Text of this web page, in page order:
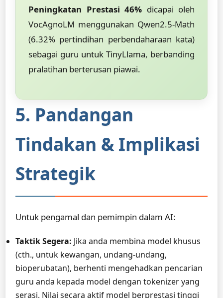
Peningkatan Prestasi 46% dicapai oleh
VocAgnoLM menggunakan Qwen2.5-Math
(6.32% pertindihan perbendaharaan kata)
sebagai guru untuk TinyLlama, berbanding
pralatihan berterusan piawai.
5. Pandangan
Tindakan & Implikasi
Strategik
Untuk pengamal dan pemimpin dalam AI:
Taktik Segera: Jika anda membina model khusus
(cth., untuk kewangan, undang-undang,
bioperubatan), berhenti mengehadkan pencarian
guru anda kepada model dengan tokenizer yang
serasi. Nilai secara aktif model berprestasi tinggi